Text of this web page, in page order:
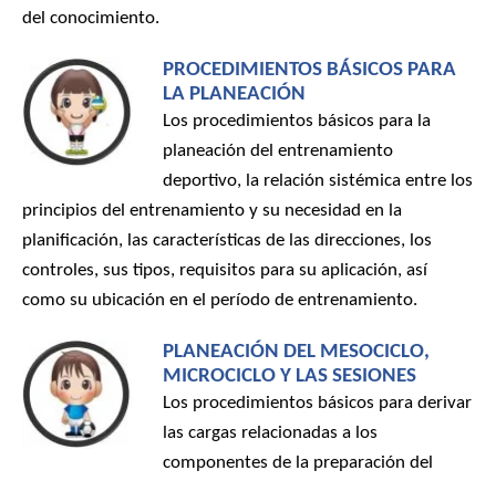
del conocimiento.
PROCEDIMIENTOS BÁSICOS PARA
LA PLANEACIÓN
Los procedimientos básicos para la
planeación del entrenamiento
deportivo, la relación sistémica entre los
principios del entrenamiento y su necesidad en la
planificación, las características de las direcciones, los
controles, sus tipos, requisitos para su aplicación, así
como su ubicación en el período de entrenamiento.
PLANEACIÓN DEL MESOCICLO,
MICROCICLO Y LAS SESIONES
Los procedimientos básicos para derivar
las cargas relacionadas a los
componentes de la preparación del